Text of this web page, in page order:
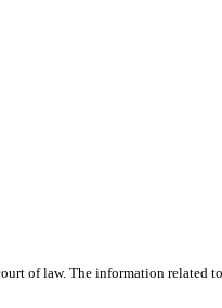
of law. The information related